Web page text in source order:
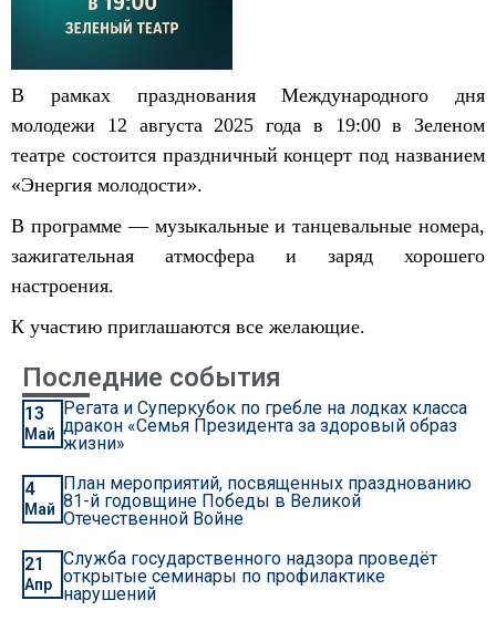
В рамках празднования Международного дня
молодежи 12 августа 2025 года в 19:00 в Зеленом
театре состоится праздничный концерт под названием
«Энергия молодости».
В программе — музыкальные и танцевальные номера,
зажигательная атмосфера и заряд хорошего
настроения.
К участию приглашаются все желающие.
Последние события
13
Май
Регата и Суперкубок по гребле на лодках класса
дракон «Семья Президента за здоровый образ
жизни»
4
Май
План мероприятий, посвященных празднованию
81-й годовщине Победы в Великой
Отечественной Войне
21
Апр
Служба государственного надзора проведёт
открытые семинары по профилактике
нарушений